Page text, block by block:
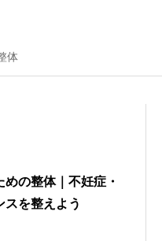
体
めの整体｜不妊症・
スを整えよう